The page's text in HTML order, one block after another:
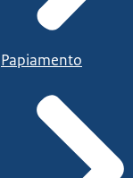
Papiamento